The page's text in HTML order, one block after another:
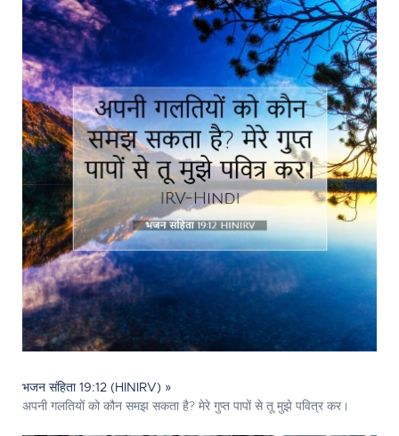
भजन संहिता 19:12 (HINIRV) »
अपनी गलतियों को कौन समझ सकता है? मेरे गुप्त पापों से तू मुझे पवित्र कर।